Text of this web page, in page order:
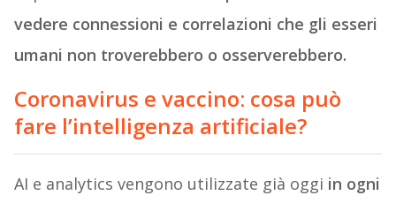
vedere connessioni e correlazioni che gli esseri
umani non troverebbero o osserverebbero.
Coronavirus e vaccino: cosa può
fare l’intelligenza artificiale?
AI e analytics vengono utilizzate già oggi in ogni